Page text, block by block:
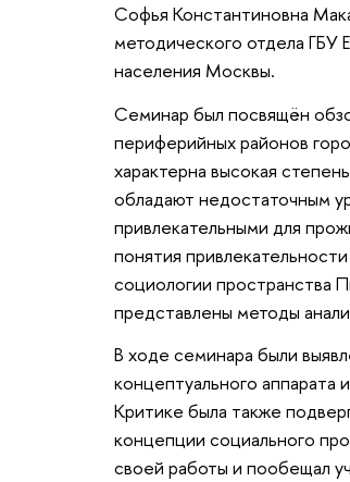
Софья Константиновна
методического отдела
населения Москвы.
Семинар был посвящён
периферийных районов
характерна высокая
обладают недостаточным
привлекательными для
понятия
социологии пространства
представлены методы
В ходе семинара были
концептуального аппарата
Критике была также
концепции социального
своей работы и пообещал